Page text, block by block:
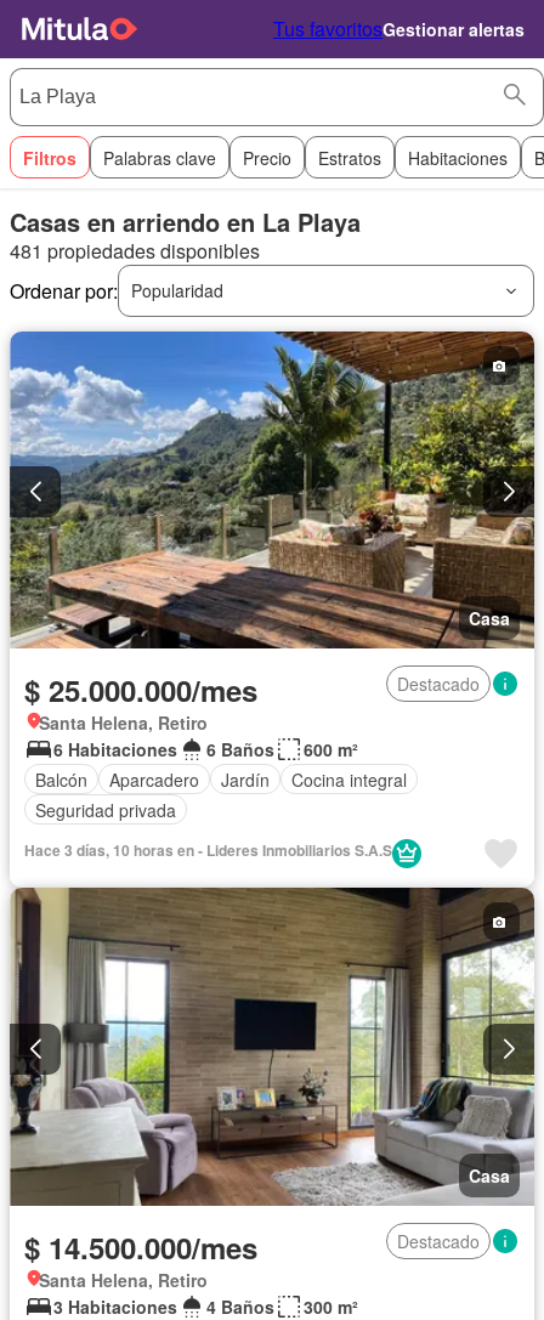
Tus favoritosGestionar alertas
Filtros Palabras clave Precio Estratos Habitaciones
Casas en arriendo en La Playa
481 propiedades disponibles
Ordenar por:
Popularidad
Casa
$ 25.000.000/mes
Destacado
Santa Helena, Retiro
6 Habitaciones
6 Baños
600 m²
Balcón
Aparcadero Jardín
Cocina integral
Seguridad privada
Hace 3 días, 10 horas en - Lideres Inmobiliarios S.A.S
Casa
$ 14.500.000/mes
Destacado
Santa Helena, Retiro
3 Habitaciones
4 Baños
300 m²